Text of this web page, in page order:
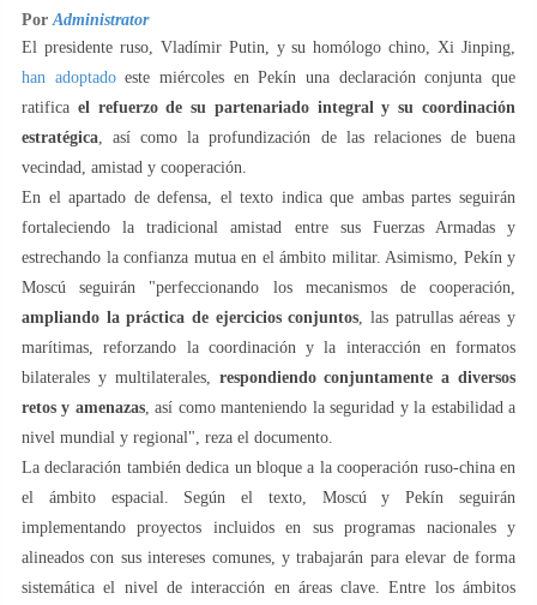
Por Administrator
El presidente ruso, Vladímir Putin, y su homólogo chino, Xi Jinping,
han adoptadoeste miércoles en Pekín una declaración conjunta que
ratifica el refuerzo de su partenariado integral y su coordinación
estratégica , así como la profundización de las relaciones de buena
vecindad, amistad y cooperación.
En el apartado de defensa, el texto indica que ambas partes seguirán
fortaleciendo la tradicional amistad entre sus Fuerzas Armadas y
estrechando la confianza mutua en el ámbito militar. Asimismo, Pekín y
Moscú seguirán "perfeccionando los mecanismos de cooperación,
ampliando la práctica de ejercicios conjuntos , las patrullas aéreas y
marítimas, reforzando la coordinación y la interacción en formatos
bilaterales y multilaterales, respondiendo conjuntamente a diversos
retos y amenazas, así como manteniendo la seguridad y la estabilidad a
nivel mundial y regional", reza el documento.
La declaración también dedica un bloque a la cooperación ruso-china en
el ámbito espacial. Según el texto, Moscú y Pekín seguirán
implementando proyectos incluidos en sus programas nacionales y
alineados con sus intereses comunes, y trabajarán para elevar de forma
sistemática el nivel de interacción en áreas clave. Entre los ámbitos